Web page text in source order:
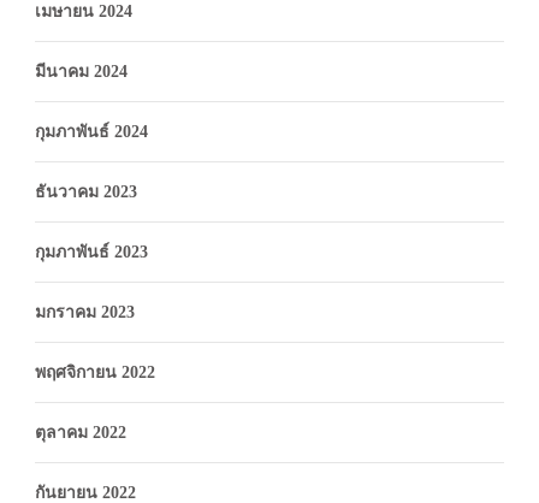
เมษายน 2024
มีนาคม 2024
กุมภาพันธ์ 2024
ธันวาคม 2023
กุมภาพันธ์ 2023
มกราคม 2023
พฤศจิกายน 2022
ตุลาคม 2022
กันยายน 2022